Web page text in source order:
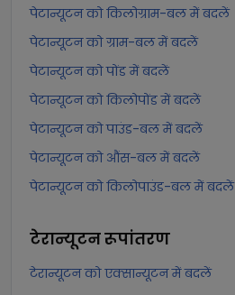
पेटान्यूटन को किलोग्राम-बल में बदलें
पेटान्यूटन को ग्राम-बल में बदलें
पेटान्यूटन को पोंड में बदलें
पेटान्यूटन को किलोपोंड में बदलें
पेटान्यूटन को पाउंड-बल में बदलें
पेटान्यूटन को औंस-बल में बदलें
पेटान्यूटन को किलोपाउंड-बल में बदलें
टेरान्यूटनरूपांतरण
टेरान्यूटन को एक्सान्यूटन में बदलें